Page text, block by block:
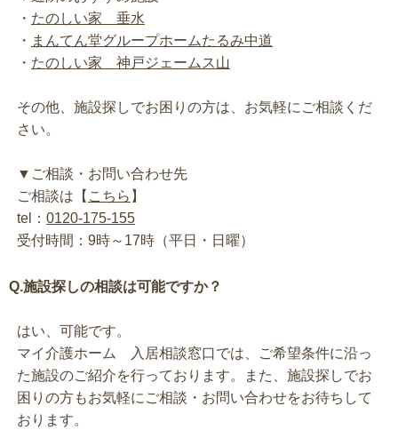
・ たのしい家 垂水
・ まんてん堂グループホームたるみ中道
・ たのしい家 神戸ジェームス山
その他、施設探しでお困りの方は、お気軽にご相談くだ
さい。
▼ご相談・お問い合わせ先
ご相談は【 こちら 】
tel： 0120-175-155
受付時間：9時～17時（平日・日曜）
Q.施設探しの相談は可能ですか？
はい、可能です。
マイ介護ホーム 入居相談窓口では、ご希望条件に沿っ
た施設のご紹介を行っております。また、施設探しでお
困りの方もお気軽にご相談・お問い合わせをお待ちして
おります。